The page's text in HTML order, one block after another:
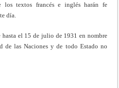
los textos francés e inglés harán fe
día.
hasta el 15 de julio de 1931 en nombre
de las Naciones y de todo Estado no